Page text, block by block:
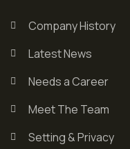
Company History
Latest News
Needs a Career
Meet The Team
Setting & Privacy